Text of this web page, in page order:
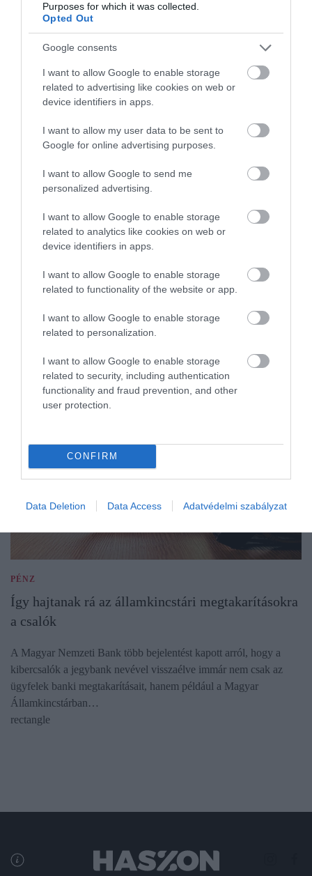
Purposes for which it was collected.
Opted Out
Google consents
I want to allow Google to enable storage
related to advertising like cookies on web or
device identifiers in apps.
I want to allow my user data to be sent to
Google for online advertising purposes.
I want to allow Google to send me
personalized advertising.
I want to allow Google to enable storage
related to analytics like cookies on web or
device identifiers in apps.
I want to allow Google to enable storage
related to functionality of the website or app.
I want to allow Google to enable storage
related to personalization.
I want to allow Google to enable storage
related to security, including authentication
functionality and fraud prevention, and other
user protection.
CONFIRM
Data Deletion Data Access Adatvédelmi szabályzat
Csütörtöktől így változik az üzemanyagok
nagykereskedelmi ára
Újabb nagykereskedelmi áremelés érkezik: csütörtöktől a 95-ös
benzin ára bruttó 7 forinttal, a gázolajé pedig 9 forinttal
PÉNZ
Így hajtanak rá az államkincstári megtakarításokra
a csalók
A Magyar Nemzeti Bank több bejelentést kapott arról, hogy a
kibercsalók a jegybank nevével visszaélve immár nem csak az
ügyfelek banki megtakarításait, hanem például a Magyar
Államkincstárban…
rectangle